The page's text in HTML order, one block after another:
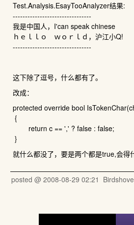
Test.Analysis.EsayTooAnalyzer结果:
--------------------------------
我是中国人，I'can speak chinese
ｈｅｌｌｏ ｗｏｒｌｄ，沪江小Q!
--------------------------------
这下除了逗号，什么都有了。
改成：
protected override bool
{
return c == ',' ? false : false;
}
就什么都没了，要是两个都是true,会得
posted @ 2008-08-29 02:21